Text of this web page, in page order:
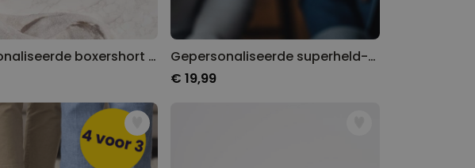
Gepersonaliseerde boxershort met gezicht en konijnenoren
Gepersonaliseerde superheld-bierpul
€ 19,99